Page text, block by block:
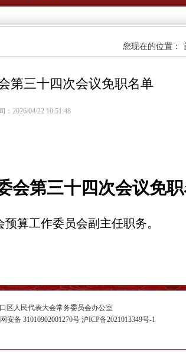
您现在的位置：
第三十四次会议免职名单
：2026/04/22 10:51:48
会第三十四次会议免
算工作委员会副主任职务。
区人民代表大会常务委员会办公室
安备 31010902001270号 沪ICP备2021013349号-1